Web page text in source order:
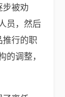
步被劝
员，然后
推行的职
的调整，